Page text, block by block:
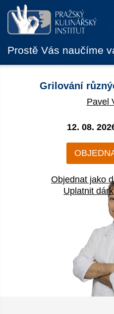
Prostě Vás naučíme
Grilování
Pavel
12. 08.
Objednat jako
Uplatnit